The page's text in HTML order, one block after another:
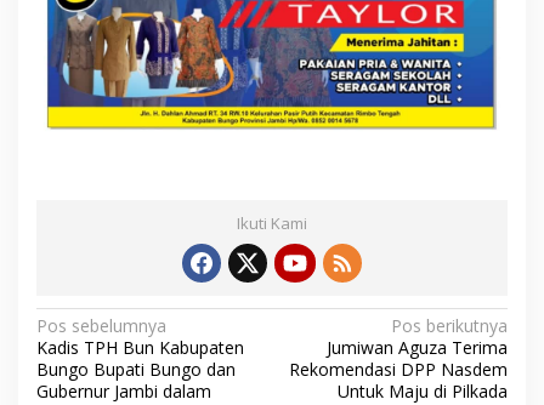
Ikuti Kami
N
a
Pos sebelumnya
Kadis TPH Bun Kabupaten
Bungo Bupati Bungo dan
Gubernur Jambi dalam
Pos berikutnya
Jumiwan Aguza Terima
Rekomendasi DPP Nasdem
Untuk Maju di Pilkada